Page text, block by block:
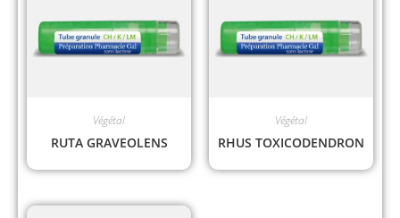
Végétal
RUTA GRAVEOLENS
Végétal
RHUS TOXICODENDRON